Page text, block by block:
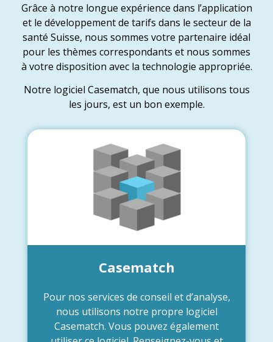
Grâce à notre longue expérience dans l’application
et le développement de tarifs dans le secteur de la
santé Suisse, nous sommes votre partenaire idéal
pour les thèmes correspondants et nous sommes
à votre disposition avec la technologie appropriée.
Notre logiciel Casematch, que nous utilisons tous
les jours, est un bon exemple.
Casematch
Pour nos services de conseil et d’analyse,
nous utilisons notre propre logiciel
Casematch. Vous pouvez également